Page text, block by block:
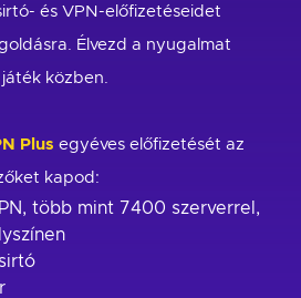
és VPN-előfizetéseidet
Élvezd a nyugalmat
közben.
Plus egyéves előfizetését az
kapod:
több mint 7400 szerverrel,